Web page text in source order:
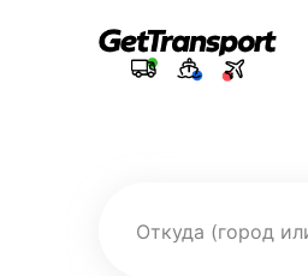
Откуда (город